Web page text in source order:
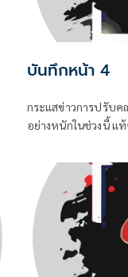
บันทึกหน้า 4
กระแสข่าวการปรับ
อย่างหนักในช่วงนี้ แ
ที่ถูกขับเคลื่อนจากส
รัฐบาล พยายามดิส
สส.บางกลุ่มในพรรค